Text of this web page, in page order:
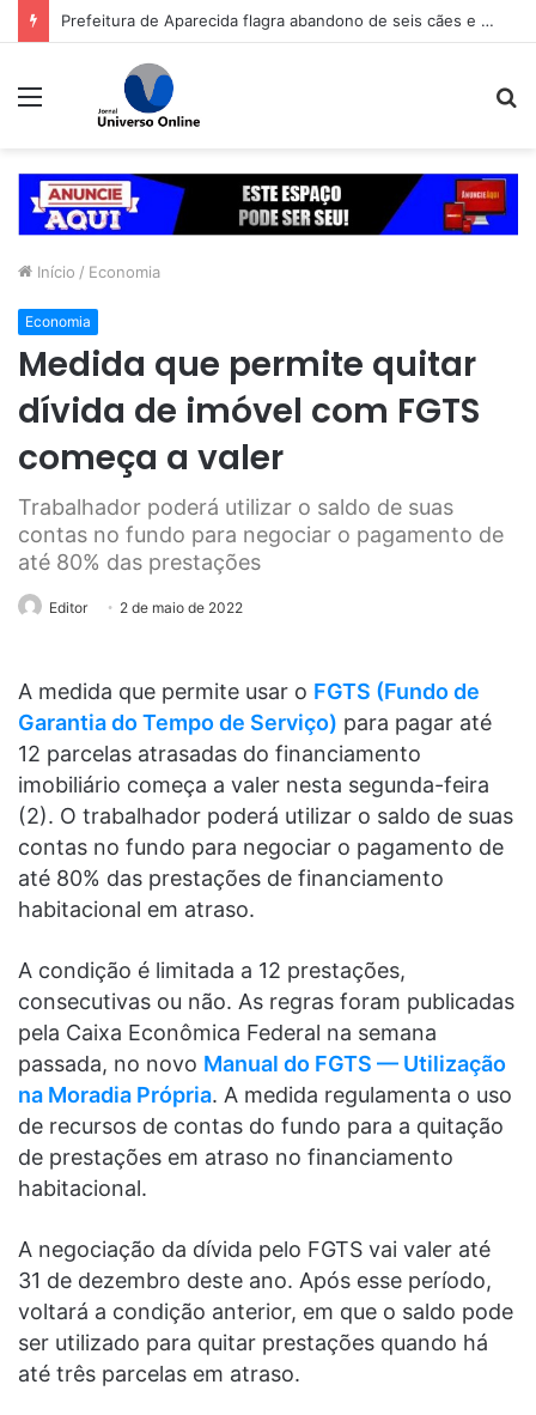
Prefeitura de Aparecida flagra abandono de seis cães e reitera que o ato é crime inafiançável
Menu
Início / Economia
Economia
Medida que permite quitar
dívida de imóvel com FGTS
começa a valer
Trabalhador poderá utilizar o saldo de suas
contas no fundo para negociar o pagamento de
até 80% das prestações
Editor 2 de maio de 2022
A medida que permite usar o FGTS (Fundo de
Garantia do Tempo de Serviço) para pagar até
12 parcelas atrasadas do financiamento
imobiliário começa a valer nesta segunda-feira
(2). O trabalhador poderá utilizar o saldo de suas
contas no fundo para negociar o pagamento de
até 80% das prestações de financiamento
habitacional em atraso.
A condição é limitada a 12 prestações,
consecutivas ou não. As regras foram publicadas
pela Caixa Econômica Federal na semana
passada, no novo Manual do FGTS — Utilização
na Moradia Própria. A medida regulamenta o uso
de recursos de contas do fundo para a quitação
de prestações em atraso no financiamento
habitacional.
A negociação da dívida pelo FGTS vai valer até
31 de dezembro deste ano. Após esse período,
voltará a condição anterior, em que o saldo pode
ser utilizado para quitar prestações quando há
até três parcelas em atraso.